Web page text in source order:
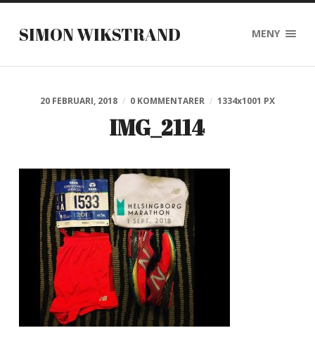
SIMON WIKSTRAND MENY
20 FEBRUARI, 2018 / 0 KOMMENTARER / 1334x1001 PX
IMG_2114